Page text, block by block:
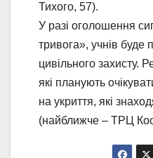
Тихого, 57).
У разі оголошення
тривога», учнів буде
цивільного захисту.
які планують
на укриття, які
(найближче – ТРЦ